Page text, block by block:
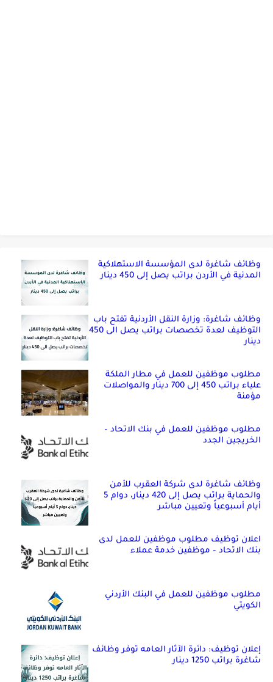
وظائف شاغرة لدى المؤسسة الاستهلاكية
المدنية في الأردن براتب يصل إلى 450 دينار
وظائف شاغرة: وزارة النقل الأردنية تفتح باب
التوظيف لعدة تخصصات براتب يصل الى 450
دينار
مطلوب موظفين للعمل في مطار الملكة
علياء براتب 450 إلى 700 دينار والمواصلات
مؤمنة
مطلوب موظفين للعمل في بنك الاتحاد –
الخريجين الجدد
وظائف شاغرة لدى شركة العقرب للأمن
والحماية براتب يصل إلى 420 دينار، دوام 5
أيام أسبوعياً وتعيين مباشر
اعلان توظيف مطلوب موظفين للعمل لدى
بنك الاتحاد – موظفين خدمة عملاء
مطلوب موظفين للعمل في البنك الأردني
الكويتي
إعلان توظيف: دائرة الآثار العامه توفر وظائف
شاغرة براتب 1250 دينار